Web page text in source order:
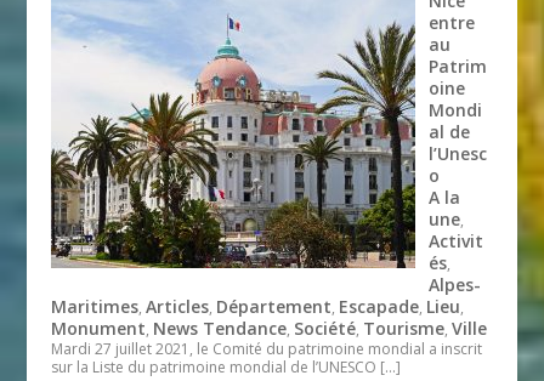
entre
au
Patrim
oine
Mondi
al de
l’Unesc
o
A la
une,
Activit
és,
Alpes-
Maritimes,Articles, Département, Escapade, Lieu,
Monument, News Tendance, Société, Tourisme,Ville
Mardi 27 juillet 2021, le Comité du patrimoine mondial a inscrit
sur la Liste du patrimoine mondial de l’UNESCO […]